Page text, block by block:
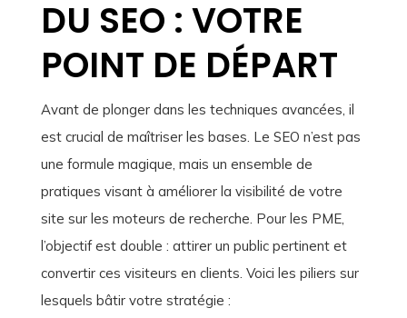
DU SEO : VOTRE
POINT DE DÉPART
Avant de plonger dans les techniques avancées, il
est crucial de maîtriser les bases. Le SEO n’est pas
une formule magique, mais un ensemble de
pratiques visant à améliorer la visibilité de votre
site sur les moteurs de recherche. Pour les PME,
l’objectif est double : attirer un public pertinent et
convertir ces visiteurs en clients. Voici les piliers sur
lesquels bâtir votre stratégie :